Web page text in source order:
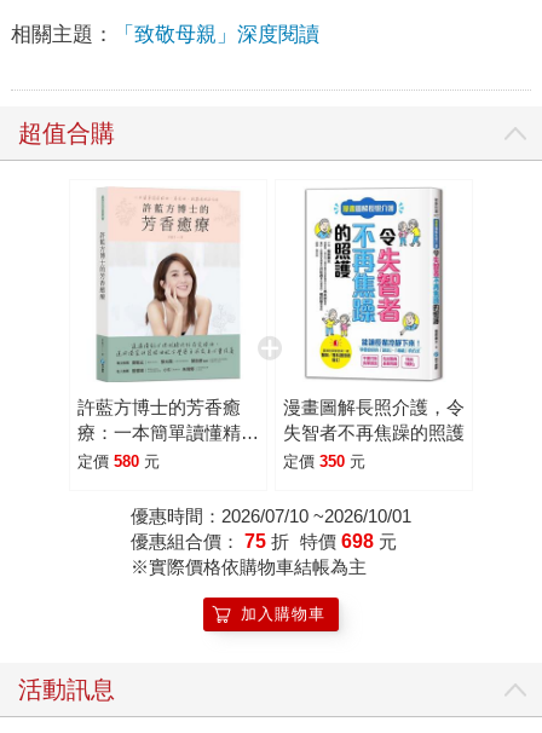
相關主題： 「致敬母親」深度閱讀
超值合購
許藍方博士的芳香癒
療：一本簡單讀懂精
油、基底油、純露使用
定價 580 元
漫畫圖解長照介護，令
失智者不再焦躁的照護
定價 350 元
優惠時間：2026/07/10 ~2026/10/01
優惠組合價： 75 折 特價 698 元
※實際價格依購物車結帳為主
加入購物車
活動訊息